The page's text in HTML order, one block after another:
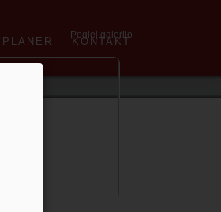
PLANER KONTAKT
Poglej galerijo